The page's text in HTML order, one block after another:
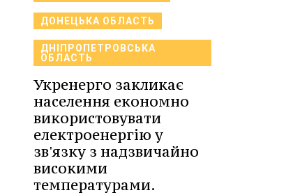
ДОНЕЦЬКА ОБЛАСТЬ
ДНІПРОПЕТРОВСЬКА
ОБЛАСТЬ
Укренерго закликає
населення економно
використовувати
електроенергію у
зв'язку з надзвичайно
високими
температурами.